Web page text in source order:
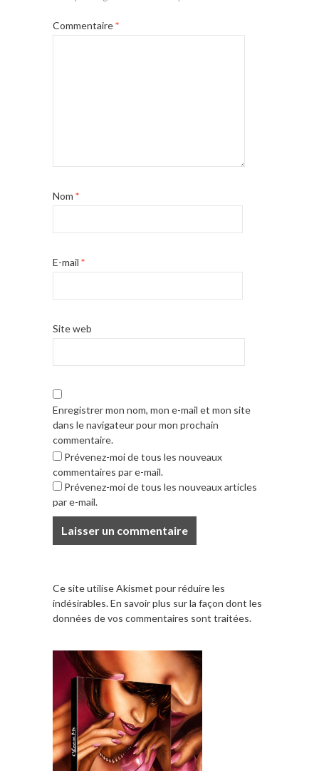
Commentaire*
Nom *
E-mail *
Site web
Enregistrer mon nom, mon e-mail et mon site
dans le navigateur pour mon prochain
commentaire.
Prévenez-moi de tous les nouveaux
commentaires par e-mail.
Prévenez-moi de tous les nouveaux articles
par e-mail.
Ce site utilise Akismet pour réduire les
indésirables.En savoir plus sur la façon dont les
données de vos commentaires sont traitées.